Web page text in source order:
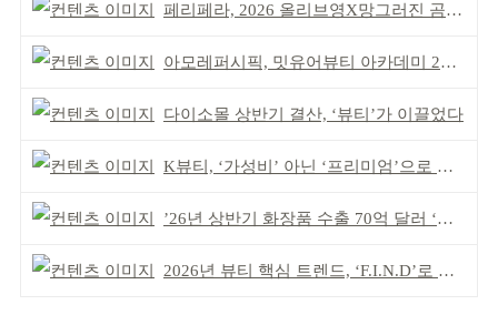
페리페라, 2026 올리브영X망그러진 곰 콜라보
아모레퍼시픽, 밋유어뷰티 아카데미 2기 발대식
다이소몰 상반기 결산, ‘뷰티’가 이끌었다
K뷰티, ‘가성비’ 아닌 ‘프리미엄’으로 승부걸어야
’26년 상반기 화장품 수출 70억 달러 ‘역대 최고’
2026년 뷰티 핵심 트렌드, ‘F.I.N.D’로 읽는다